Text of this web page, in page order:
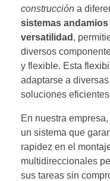
construcción a
sistemas andamios
versatilidad ,
diversos
y flexible. Esta
adaptarse a
soluciones
En nuestra
un sistema que
rapidez en el
multidireccionales
sus tareas sin